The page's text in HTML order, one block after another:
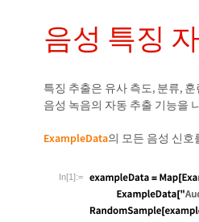
음성 특징
특징 추출은 유사 측도, 분류,
음성 녹음의 자동 추출 기능을
ExampleData의 모든 음성 신호
In[1]:=